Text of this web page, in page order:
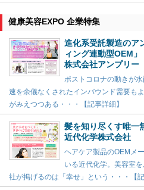
健康美容EXPO 企業特集
進化系受託製造のア
ィング連動型OEM」
株式会社アンプリー
ポストコロナの動きが
速を余儀なくされたインバウンド需要も
がみえつつある・・・【記事詳細】
髪を知り尽くす唯一
近代化学株式会社
ヘアケア製品のOEMメ
いる近代化学。美容室
社が掲げるのは「幸せ」という・・・【記